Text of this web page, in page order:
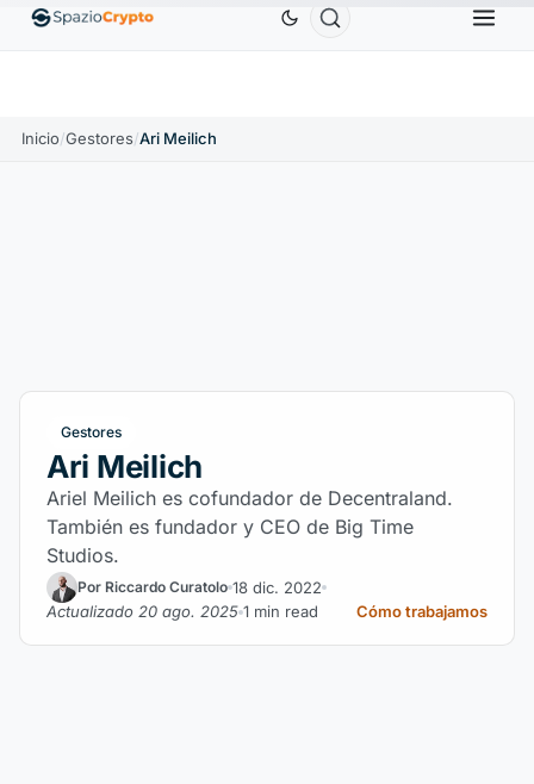
↑1.10% EthereumETH1880,58 US$ TetherUSDT ↑0.00%
Inicio/Gestores/Ari Meilich
Gestores
Ari Meilich
Ariel Meilich es cofundador de Decentraland.
También es fundador y CEO de Big Time
Studios.
Por Riccardo Curatolo 18 dic. 2022
Actualizado 20 ago. 2025 1 min read Cómo trabajamos